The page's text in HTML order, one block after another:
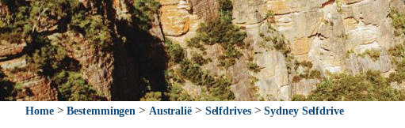
Home>Bestemmingen > Australië> Selfdrives>Sydney Selfdrive